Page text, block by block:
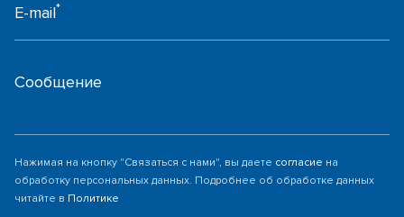
E-mail*
Сообщение
Нажимая на кнопку "Связаться с нами", вы даете согласие на
обработку персональных данных. Подробнее об обработке данных
читайте в Политике